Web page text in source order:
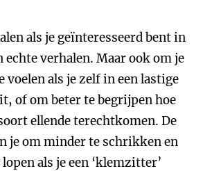
als je geïnteresseerd bent in
echte verhalen. Maar ook om je
voelen als je zelf in een lastige
of om beter te begrijpen hoe
ellende terechtkomen. De
je om minder te schrikken en
als je een ‘klemzitter’